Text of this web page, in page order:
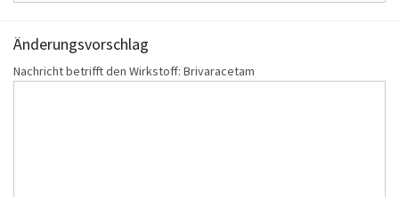
Änderungs‌vorschlag
Nachricht betrifft den Wirkstoff: Brivaracetam